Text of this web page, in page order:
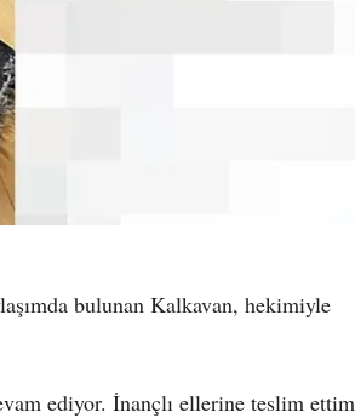
bulunan Kalkavan, hekimiyle
ediyor. İnançlı ellerine teslim ettim